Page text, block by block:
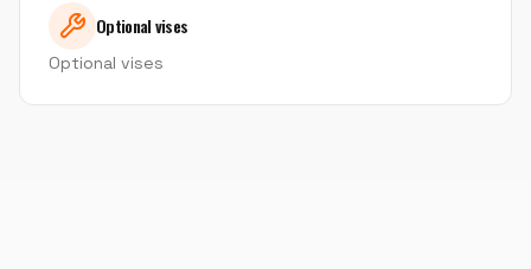
Optional vises
Optional vises